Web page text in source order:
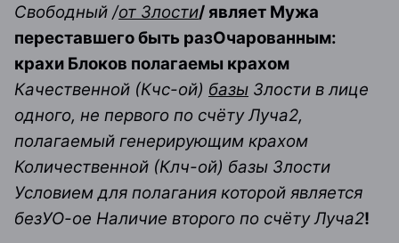
Свободный /от Злости/ являет Мужа
переставшего быть разОчарованным:
крахи Блоков полагаемы крахом
Качественной (Кчс-ой) базы Злости в лице
одного, не первого по счёту Луча2,
полагаемый генерирующим крахом
Количественной (Клч-ой) базы Злости
Условием для полагания которой является
безУО-ое Наличие второго по счёту Луча2!